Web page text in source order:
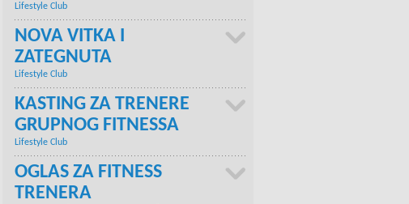
Lifestyle Club
NOVA VITKA I
ZATEGNUTA
Lifestyle Club
KASTING ZA TRENERE
GRUPNOG FITNESSA
Lifestyle Club
OGLAS ZA FITNESS
TRENERA